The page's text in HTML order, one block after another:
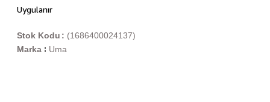
Uygulanır
(1686400024137)
Stok Kodu
Marka : Uma